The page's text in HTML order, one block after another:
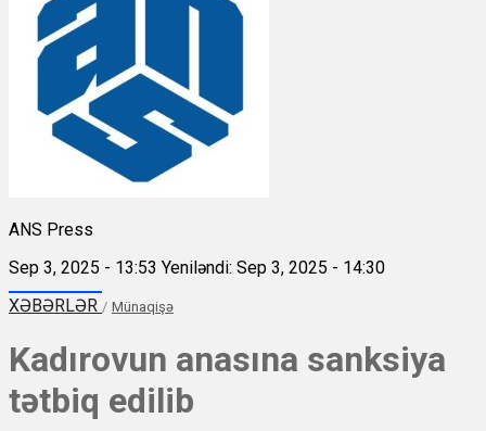
ANS Press
Sep 3, 2025 - 13:53 Yeniləndi: Sep 3, 2025 - 14:30
XƏBƏRLƏR / Münaqişə
Kadırovun anasına sanksiya
tətbiq edilib